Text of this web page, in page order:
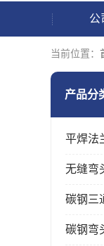
公
当前位置：
产品分
平焊法
无缝弯
碳钢三
碳钢弯